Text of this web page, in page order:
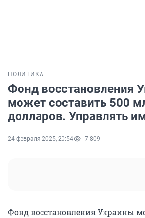
ПОЛИТИКА
Фонд восстановления
может составить 500
долларов. Управлять
24 февраля 2025, 20:54 7 809
Фонд восстановления Украины